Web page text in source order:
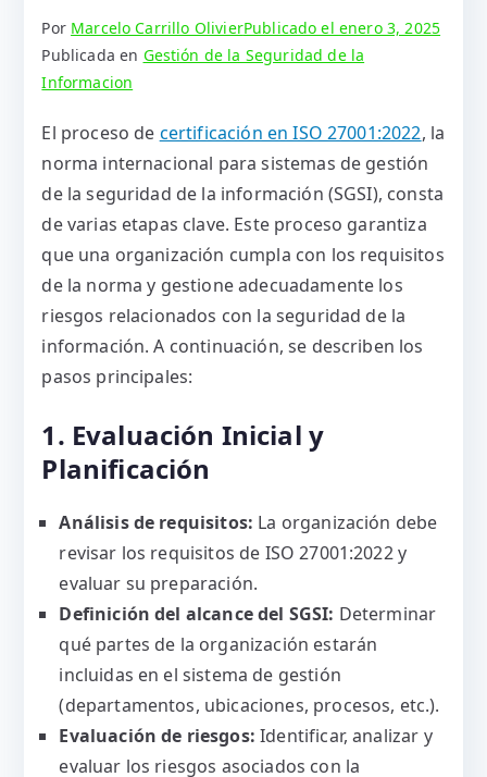
Por Marcelo Carrillo OlivierPublicado el enero 3, 2025
Publicada en Gestión de la Seguridad de la
Informacion
El proceso de certificación en ISO 27001:2022, la
norma internacional para sistemas de gestión
de la seguridad de la información (SGSI), consta
de varias etapas clave. Este proceso garantiza
que una organización cumpla con los requisitos
de la norma y gestione adecuadamente los
riesgos relacionados con la seguridad de la
información. A continuación, se describen los
pasos principales:
1. Evaluación Inicial y
Planificación
Análisis de requisitos: La organización debe
revisar los requisitos de ISO 27001:2022 y
evaluar su preparación.
Definición del alcance del SGSI: Determinar
qué partes de la organización estarán
incluidas en el sistema de gestión
(departamentos, ubicaciones, procesos, etc.).
Evaluación de riesgos: Identificar, analizar y
evaluar los riesgos asociados con la